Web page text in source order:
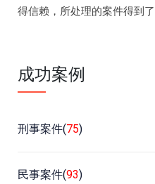
得信赖，所处理的案件得到
成功案例
刑事案件(75)
民事案件(93)